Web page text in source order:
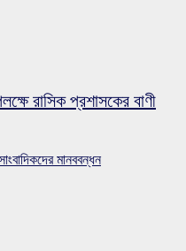
রাসিক প্রশাসকের বাণী
মানববন্ধন